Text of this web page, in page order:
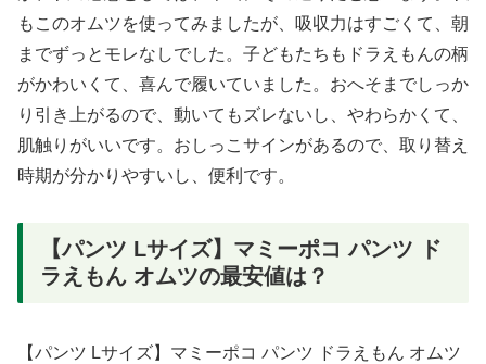
もこのオムツを使ってみましたが、吸収力はすごくて、朝
までずっとモレなしでした。子どもたちもドラえもんの柄
がかわいくて、喜んで履いていました。おへそまでしっか
り引き上がるので、動いてもズレないし、やわらかくて、
肌触りがいいです。おしっこサインがあるので、取り替え
時期が分かりやすいし、便利です。
【パンツ Lサイズ】マミーポコ パンツ ド
ラえもん オムツの最安値は？
【パンツ Lサイズ】マミーポコ パンツ ドラえもん オムツ